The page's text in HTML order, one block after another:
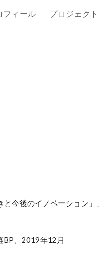
to navigation
フィール プロジェクト
今後のイノベーション」
BP、2019年12月